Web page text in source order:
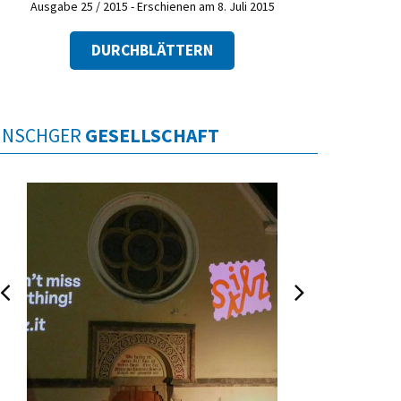
Ausgabe 25 / 2015 - Erschienen am 8. Juli 2015
DURCHBLÄTTERN
GESELLSCHAFT